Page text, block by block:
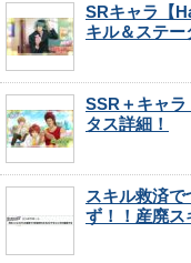
SRキャラ【
キル＆ステー
SSR＋キャ
タス詳細！
スキル救済
ず！！産廃